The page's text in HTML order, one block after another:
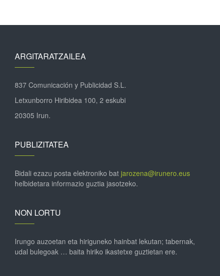
ARGITARATZAILEA
837 Comunicación y Publicidad S.L.
Letxunborro Hiribidea 100, 2 eskubi
20305 Irun.
PUBLIZITATEA
Bidali ezazu posta elektroniko bat jarozena@irunero.eus
helbidetara informazio guztia jasotzeko.
NON LORTU
Irungo auzoetan eta hiriguneko hainbat lekutan; tabernak,
udal bulegoak … baita hiriko ikastetxe guztietan ere.